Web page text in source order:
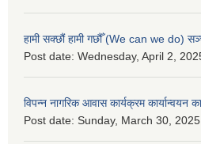
हामी सक्छौं हामी गछौँ (We can we do)
Post date: Wednesday, April 2,
विपन्न नागरिक आवास कार्यक्रम कार्यान्वयन
Post date: Sunday, March 30,